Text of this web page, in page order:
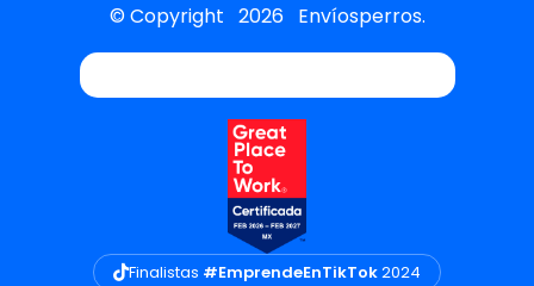
© Copyright 2026 Envíosperros.
Finalistas #EmprendeEnTikTok2024